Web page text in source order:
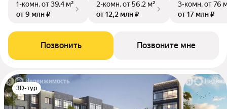
1-комн.от 39,4 м²
от 9 млн ₽
2-комн.от 56,2 м²
от 12,2 млн ₽
3-комн.от 76
от 17 млн ₽
Позвонить Позвоните мне
3D-тур